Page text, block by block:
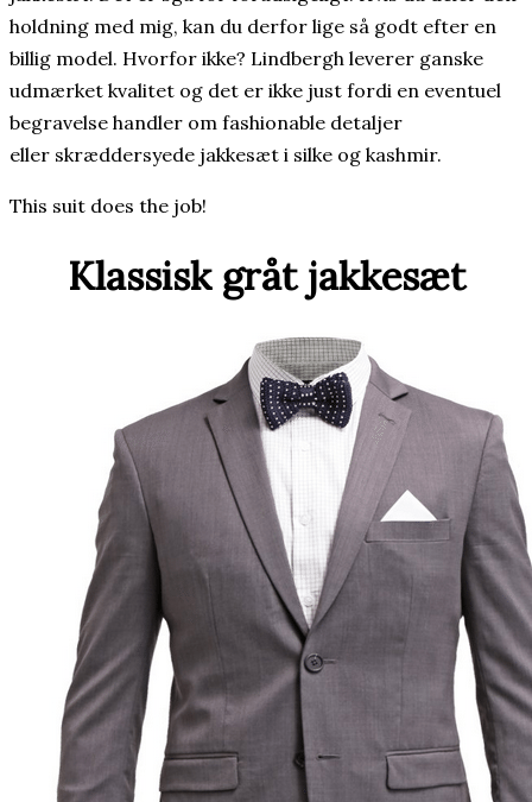
holdning med mig, kan du derfor lige så godt efter en
billig model. Hvorfor ikke? Lindbergh leverer ganske
udmærket kvalitet og det er ikke just fordi en eventuel
begravelse handler om fashionable detaljer
eller skræddersyede jakkesæt i silke og kashmir.
This suit does the job!
Klassisk gråt jakkesæt